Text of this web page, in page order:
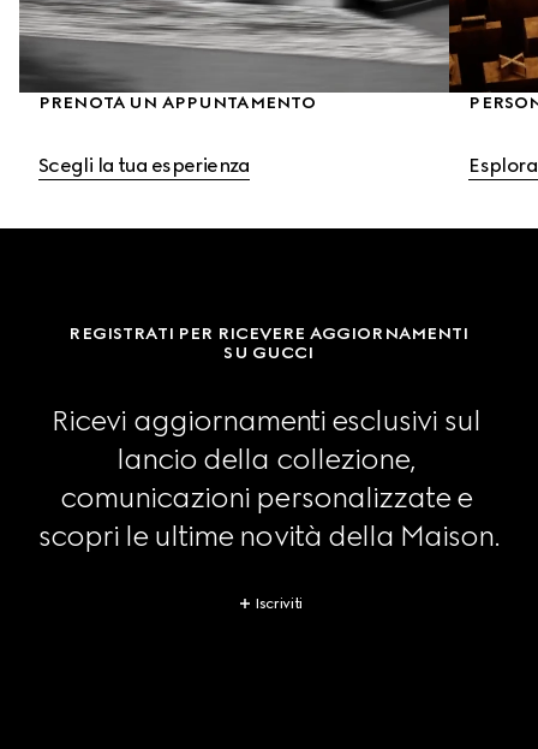
PRENOTA UN APPUNTAMENTO
Scegli la tua esperienza
REGISTRATI PER RICEVERE AGGIORNAMENTI
SU GUCCI
Ricevi aggiornamenti esclusivi sul
lancio della collezione,
comunicazioni personalizzate e
scopri le ultime novità della Maison.
Iscriviti